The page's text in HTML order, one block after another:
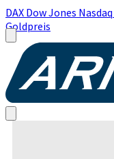
DAX Dow Jones Nasdaq
Goldpreis